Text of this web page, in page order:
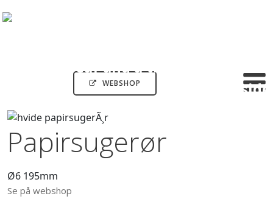
WEBSHOP
Papirsugerør
Ø6 195mm
Se på webshop